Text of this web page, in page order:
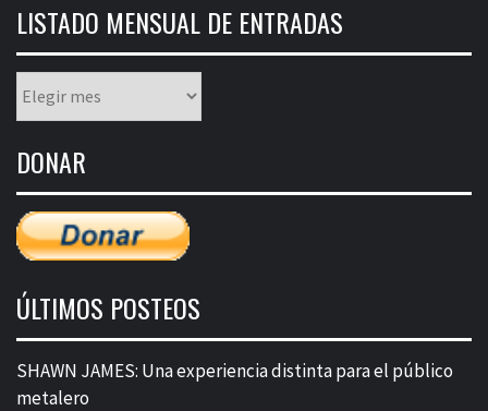
LISTADO MENSUAL DE ENTRADAS
mensual
entradas
DONAR
ÚLTIMOS POSTEOS
SHAWN JAMES: Una experiencia distinta para el público
metalero